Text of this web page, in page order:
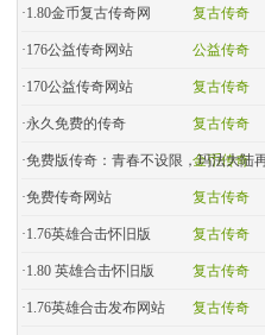
复古传奇
·1.80金币复古传奇网
公益传奇
·176公益传奇网站
复古传奇
·170公益传奇网站
复古传奇
·永久免费的传奇
金币传奇
·免费版传奇：青春不设限，玛法大陆
复古传奇
·免费传奇网站
复古传奇
·1.76英雄合击怀旧版
复古传奇
·1.80 英雄合击怀旧版
复古传奇
·1.76英雄合击发布网站